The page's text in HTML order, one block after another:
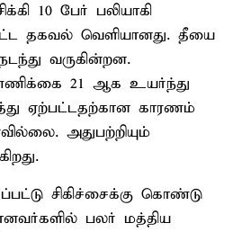
10 பேர் பலியாகி
தகவல் வெளியானது. தீயை
வருகின்றன.
21 ஆக உயர்ந்து
ஏற்பட்டதற்கான காரணம்
அதுபற்றியும்
சிகிச்சைக்கு கொண்டு
பலர் மத்திய